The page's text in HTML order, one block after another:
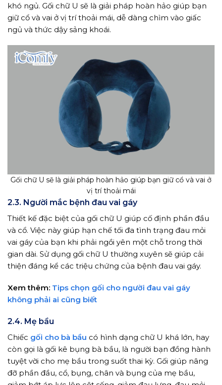
khó ngủ. Gối chữ U sẽ là giải pháp hoàn hảo giúp bạn
giữ cổ và vai ở vị trí thoải mái, dễ dàng chìm vào giấc
ngủ và thức dậy sảng khoái.
Gối chữ U sẽ là giải pháp hoàn hảo giúp bạn giữ cổ và vai ở
vị trí thoải mái
2.3. Người mắc bệnh đau vai gáy
Thiết kế đặc biệt của gối chữ U giúp cố định phần đầu
và cổ. Việc này giúp hạn chế tối đa tình trạng đau mỏi
vai gáy của bạn khi phải ngồi yên một chỗ trong thời
gian dài. Sử dụng gối chữ U thường xuyên sẽ giúp cải
thiện đáng kể các triệu chứng của bệnh đau vai gáy.
Xem thêm: Tips chọn gối cho người đau vai gáy
không phải ai cũng biết
2.4. Mẹ bầu
Chiếc gối cho bà bầu có hình dạng chữ U khá lớn, hay
còn gọi là gối kê bụng bà bầu, là người bạn đồng hành
tuyệt vời cho mẹ bầu trong suốt thai kỳ. Gối giúp nâng
đỡ phần đầu, cổ, bụng, chân và bụng của mẹ bầu,